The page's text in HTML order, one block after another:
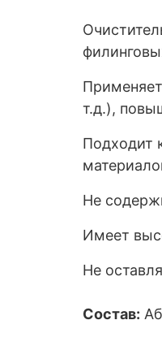
т.д.),
Подходит
Не
Имеет
Не
Состав: